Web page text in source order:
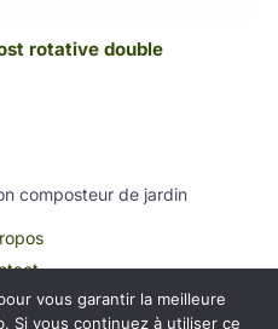
rotative double
composteur de jardin
site
vous garantir la meilleure
Si vous continuez à utiliser ce